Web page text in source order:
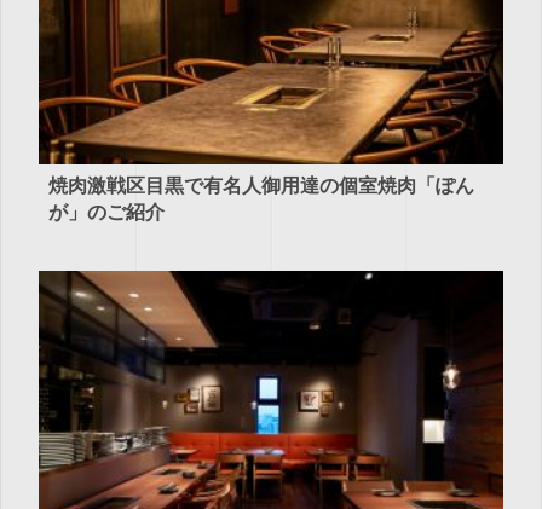
焼肉激戦区目黒で有名人御用達の個室焼肉「ぽん
が」のご紹介